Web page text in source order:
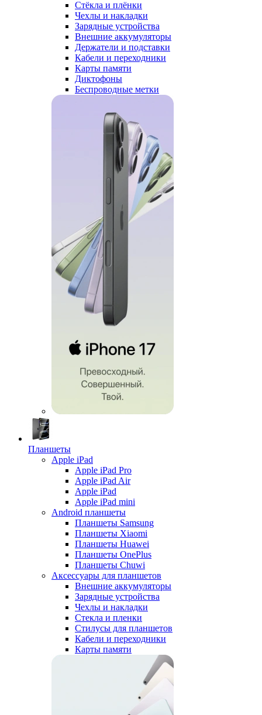
Стёкла и плёнки
Чехлы и накладки
Зарядные устройства
Внешние аккумуляторы
Держатели и подставки
Кабели и переходники
Карты памяти
Диктофоны
Беспроводные метки
Планшеты
Apple iPad
Apple iPad Pro
Apple iPad Air
Apple iPad
Apple iPad mini
Android планшеты
Планшеты Samsung
Планшеты Xiaomi
Планшеты Huawei
Планшеты OnePlus
Планшеты Chuwi
Аксессуары для планшетов
Внешние аккумуляторы
Зарядные устройства
Чехлы и накладки
Стекла и пленки
Стилусы для планшетов
Кабели и переходники
Карты памяти